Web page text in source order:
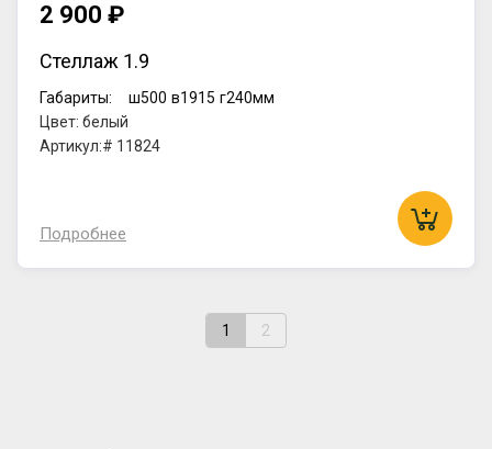
2 900 ₽
Стеллаж 1.9
Габариты: ш500 в1915 г240мм
Цвет: белый
Артикул:# 11824
Подробнее
1 2